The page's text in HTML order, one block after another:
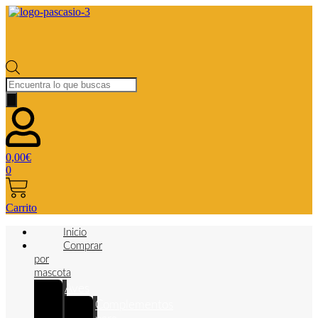
Búsqueda
de
productos
0,00€
0
Carrito
Inicio
Comprar
por
mascota
Aves
Complementos